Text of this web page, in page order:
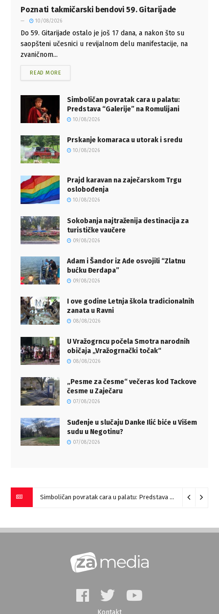
Poznati takmičarski bendovi 59. Gitarijade
10/08/2026
Do 59. Gitarijade ostalo je još 17 dana, a nakon što su
saopšteni učesnici u revijalnom delu manifestacije, na
zvaničnom...
READ MORE
Simboličan povratak cara u palatu:
Predstava “Galerije” na Romulijani
10/08/2026
Prskanje komaraca u utorak i sredu
10/08/2026
Prajd karavan na zaječarskom Trgu
oslobođenja
10/08/2026
Sokobanja najtraženija destinacija za
turističke vaučere
09/08/2026
Adam i Šandor iz Ade osvojili “Zlatnu
bućku Đerdapa”
09/08/2026
I ove godine Letnja škola tradicionalnih
zanata u Ravni
08/08/2026
U Vražogrncu počela Smotra narodnih
običaja „Vražogrnački točak“
08/08/2026
„Pesme za česme“ večeras kod Tackove
česme u Zaječaru
07/08/2026
Suđenje u slučaju Danke Ilić biće u Višem
sudu u Negotinu?
07/08/2026
Simboličan povratak cara u palatu: Predstava “Galerije” na Romulijani